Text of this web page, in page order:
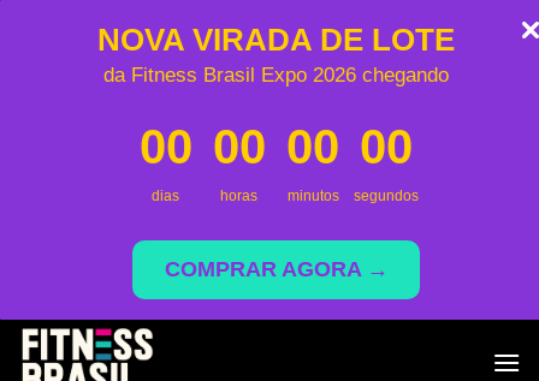
NOVA VIRADA DE LOTE
da Fitness Brasil Expo 2026 chegando
00
dias
00
horas
00
minutos
00
segundos
COMPRAR AGORA →
Skip